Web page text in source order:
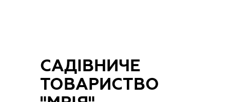
САДІВНИЧЕ
ТОВАРИСТВО